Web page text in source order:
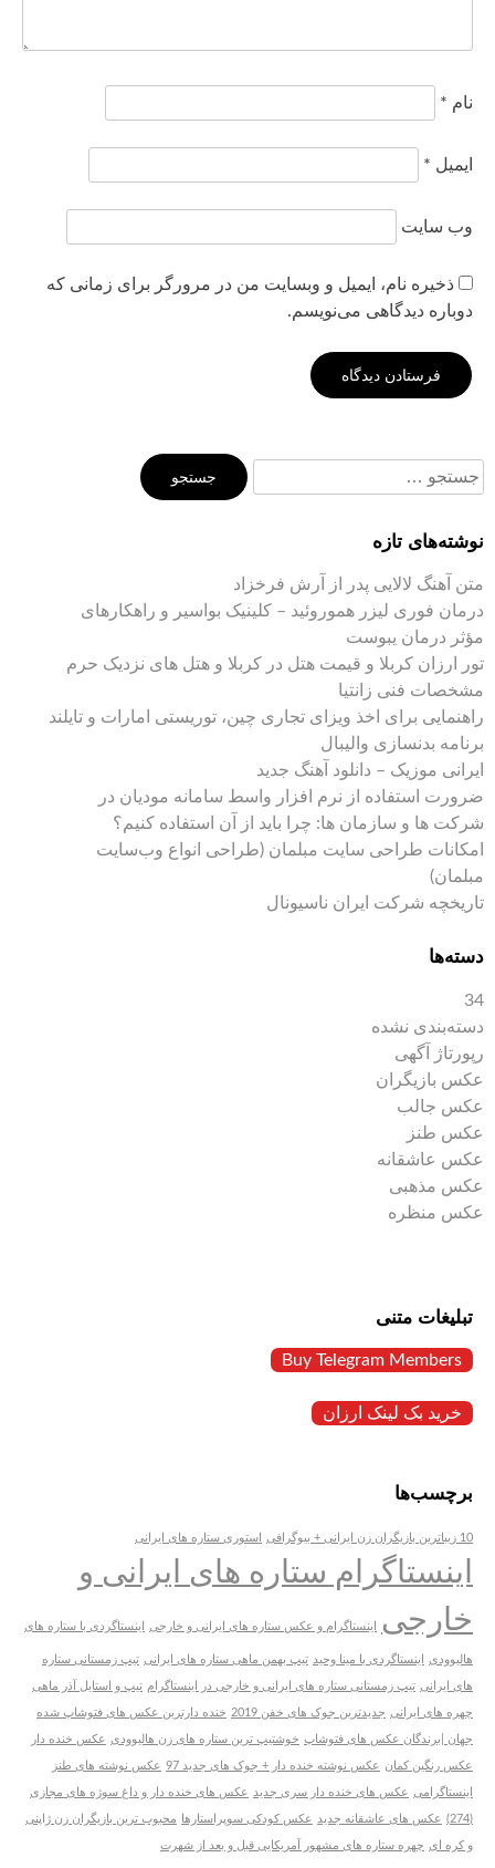
نام *
ایمیل *
وب‌ سایت
ذخیره نام، ایمیل و وبسایت من در مرورگر برای زمانی که
دوباره دیدگاهی می‌نویسم.
جستجو
برای:
نوشته‌های تازه
متن آهنگ لالایی پدر از آرش فرخزاد
درمان فوری لیزر هموروئید – کلینیک بواسیر و راهکارهای
مؤثر درمان یبوست
تور ارزان کربلا و قیمت هتل در کربلا و هتل های نزدیک حرم
مشخصات فنی زانتیا
راهنمایی برای اخذ ویزای تجاری چین، توریستی امارات و تایلند
برنامه بدنسازی والیبال
ایرانی موزیک – دانلود آهنگ جدید
ضرورت استفاده از نرم افزار واسط سامانه مودیان در
شرکت ها و سازمان ها: چرا باید از آن استفاده کنیم؟
امکانات طراحی سایت مبلمان (طراحی انواع وب‌سایت
مبلمان)
تاریخچه شرکت ایران ناسیونال
دسته‌ها
34
دسته‌بندی نشده
رپورتاژ آگهی
عکس بازیگران
عکس جالب
عکس طنز
عکس عاشقانه
عکس مذهبی
عکس منظره
تبلیغات متنی
Buy Telegram Members
خرید بک لینک ارزان
برچسب‌ها
10 زیباترین بازیگران زن ایرانی + بیوگرافی استوری ستاره های ایرانی
اینستاگرام ستاره های ایرانی و
خارجی
اینستاگرام و عکس ستاره های ایرانی و خارجی اینستاگردی با ستاره های
هالیوودی اینستاگردی با مینا وحید تیپ بهمن ماهی ستاره های ایرانی تیپ زمستانی ستاره
های ایرانی تیپ زمستانی ستاره های ایرانی و خارجی در اینستاگرام تیپ و استایل آذر ماهی
چهره های ایرانی جدیدترین جوک های خفن 2019 خنده دارترین عکس های فتوشاپ شده
جهان |برندگان عکس های فتوشاپ خوشتیپ ترین ستاره های زن هالیوودی عکس خنده دار
عکس رنگین کمان عکس نوشته خنده دار + جوک های جدید 97 عکس نوشته های طنز
اینستاگرامی عکس های خنده دار سری جدید عکس های خنده دار و داغ سوژه های مجازی
(274) عکس های عاشقانه جدید عکس کودکی سوپراستارها محبوب ترین بازیگران زن ژاپنی
و کره ای چهره ستاره های مشهور آمریکایی قبل و بعد از شهرت